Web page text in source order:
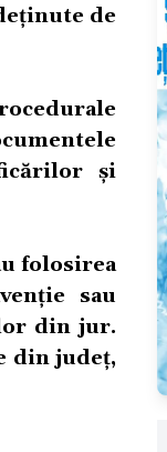
de
și
folosirea
sau
din jur.
din județ,